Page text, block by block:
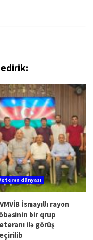
edirik:
dünyası
İsmayıllı rayon
bir qrup
ilə görüş